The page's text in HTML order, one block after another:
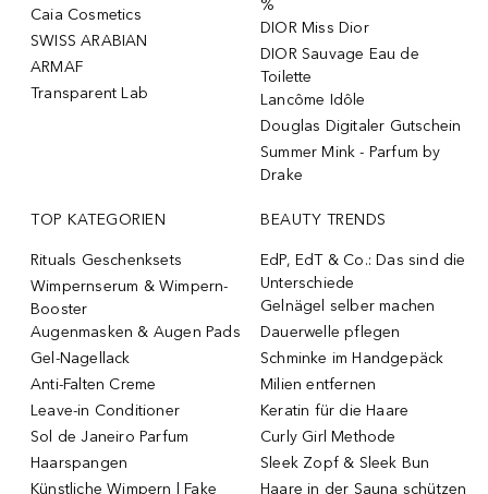
Caia Cosmetics
SWISS ARABIAN
ARMAF
Transparent Lab
%
DIOR Miss Dior
DIOR Sauvage Eau de
Toilette
Lancôme Idôle
Douglas Digitaler Gutschein
Summer Mink - Parfum by
Drake
TOP KATEGORIEN
Rituals Geschenksets
Wimpernserum & Wimpern-
Booster
Augenmasken & Augen Pads
Gel-Nagellack
Anti-Falten Creme
Leave-in Conditioner
Sol de Janeiro Parfum
Haarspangen
Künstliche Wimpern | Fake
BEAUTY TRENDS
EdP, EdT & Co.: Das sind die
Unterschiede
Gelnägel selber machen
Dauerwelle pflegen
Schminke im Handgepäck
Milien entfernen
Keratin für die Haare
Curly Girl Methode
Sleek Zopf & Sleek Bun
Haare in der Sauna schützen